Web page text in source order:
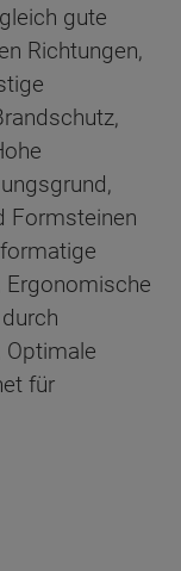
gute
Richtungen,
Formsteinen
Ergonomische
Optimale
für